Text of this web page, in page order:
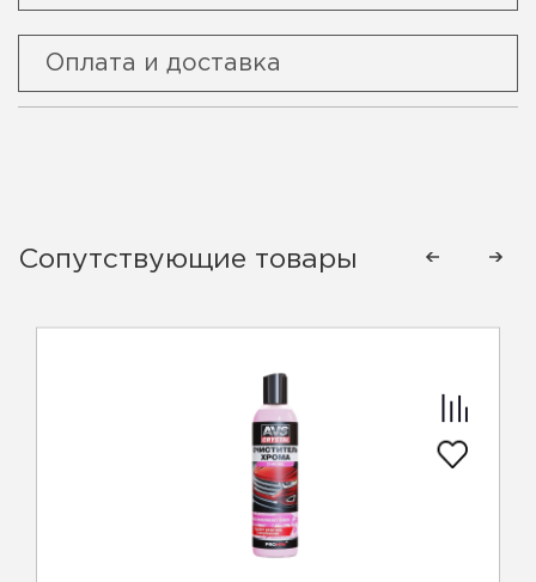
Оплата и доставка
Сопутствующие товары